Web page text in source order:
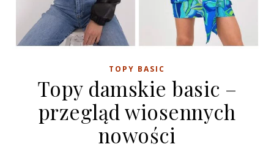
TOPY BASIC
Topy damskie basic –
przegląd wiosennych
nowości